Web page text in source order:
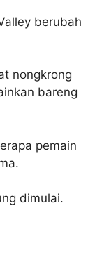
berubah
nongkrong
bareng
pemain
dimulai.